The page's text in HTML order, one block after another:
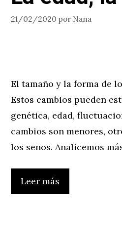
21/02/2020 por Nana
El tamaño y la forma de
Estos cambios pueden
genética, edad,
cambios son menores,
los senos. Analicemos
Leer más